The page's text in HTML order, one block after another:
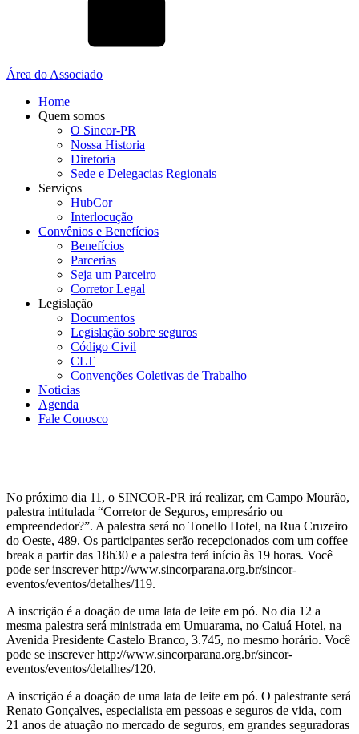
Área do Associado
Home
Quem somos
O Sincor-PR
Nossa Historia
Diretoria
Sede e Delegacias Regionais
Serviços
HubCor
Interlocução
Convênios e Benefícios
Benefícios
Parcerias
Seja um Parceiro
Corretor Legal
Legislação
Documentos
Legislação sobre seguros
Código Civil
CLT
Convenções Coletivas de Trabalho
Noticias
Agenda
Fale Conosco
No próximo dia 11, o SINCOR-PR irá realizar, em Campo Mourão,
palestra intitulada “Corretor de Seguros, empresário ou
empreendedor?”. A palestra será no Tonello Hotel, na Rua Cruzeiro
do Oeste, 489. Os participantes serão recepcionados com um coffee
break a partir das 18h30 e a palestra terá início às 19 horas. Você
pode ser inscrever http://www.sincorparana.org.br/sincor-
eventos/eventos/detalhes/119.
A inscrição é a doação de uma lata de leite em pó. No dia 12 a
mesma palestra será ministrada em Umuarama, no Caiuá Hotel, na
Avenida Presidente Castelo Branco, 3.745, no mesmo horário. Você
pode se inscrever http://www.sincorparana.org.br/sincor-
eventos/eventos/detalhes/120.
A inscrição é a doação de uma lata de leite em pó. O palestrante será
Renato Gonçalves, especialista em pessoas e seguros de vida, com
21 anos de atuação no mercado de seguros, em grandes seguradoras